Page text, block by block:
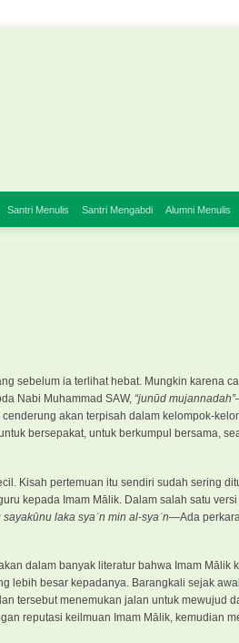
Santri Menulis Santri Mengabdi Alumni Menulis
sebelum ia terlihat hebat. Mungkin karena
Nabi Muhammad SAW, “junūd mujannadah”
akan terpisah dalam kelompok-
bersepakat, untuk berkumpul bersama,
Kisah pertemuan itu sendiri sudah sering
kepada Imam Mālik. Dalam salah satu
sayakūnu laka syaʾn min al-syaʾn—Ada
dalam banyak literatur bahwa Imam Mālik
lebih besar kepadanya. Barangkali sejak
tersebut menemukan jalan untuk mewujud
reputasi keilmuan Imam Mālik, kemudian